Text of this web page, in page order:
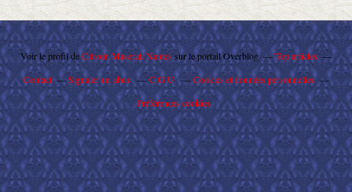
Voir le profil deCitroën Maserati Nantessur le portail Overblog
Top articles
Contact
Signaler un abus C.G.U.
Cookies et données personnelles
Préférences cookies